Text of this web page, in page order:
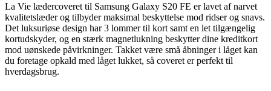
La Vie lædercoveret til Samsung Galaxy S20 FE er lavet af narvet
kvalitetslæder og tilbyder maksimal beskyttelse mod ridser og snavs.
Det luksuriøse design har 3 lommer til kort samt en let tilgængelig
kortudskyder, og en stærk magnetlukning beskytter dine kreditkort
mod uønskede påvirkninger. Takket være små åbninger i låget kan
du foretage opkald med låget lukket, så coveret er perfekt til
hverdagsbrug.